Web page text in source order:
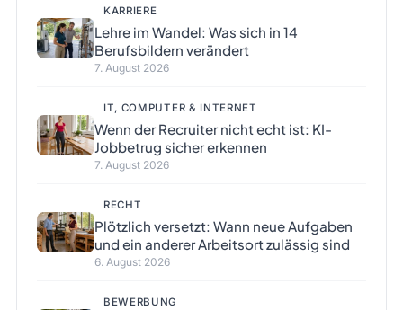
KARRIERE
Lehre im Wandel: Was sich in 14
Berufsbildern verändert
7. August 2026
IT, COMPUTER & INTERNET
Wenn der Recruiter nicht echt ist: KI-
Jobbetrug sicher erkennen
7. August 2026
RECHT
Plötzlich versetzt: Wann neue Aufgaben
und ein anderer Arbeitsort zulässig sind
6. August 2026
BEWERBUNG